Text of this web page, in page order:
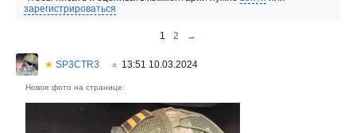
зарегистрироваться
1 2 →
★ SP3CTR3 ○ 13:51 10.03.2024
Новое фото на странице: